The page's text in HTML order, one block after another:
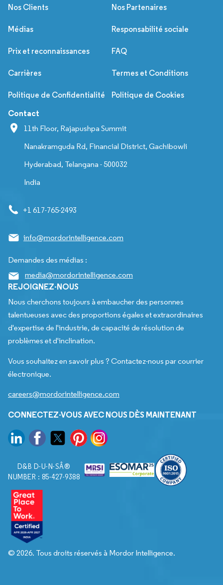
Nos Clients Nos Partenaires
Médias Responsabilité sociale
Prix et reconnaissances FAQ
Carrières Termes et Conditions
Politique de Confidentialité Politique de Cookies
Contact
11th Floor, Rajapushpa Summit
Nanakramguda Rd, Financial District, Gachibowli
Hyderabad, Telangana - 500032
India
+1 617-765-2493
info@mordorintelligence.com
Demandes des médias :
media@mordorintelligence.com
REJOIGNEZ-NOUS
Nous cherchons toujours à embaucher des personnes
talentueuses avec des proportions égales et extraordinaires
d'expertise de l'industrie, de capacité de résolution de
problèmes et d'inclination.
Vous souhaitez en savoir plus ? Contactez-nous par courrier
électronique.
careers@mordorintelligence.com
CONNECTEZ-VOUS AVEC NOUS DÈS MAINTENANT
D&B D-U-N-SÂ®
NUMBER : 85-427-9388
© 2026. Tous droits réservés à Mordor Intelligence.